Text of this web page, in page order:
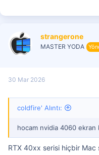
strangerone
MASTER YODA
30 Mar 2026
coldfire' Alıntı:
hocam nvidia 4060 ekran
RTX 40xx serisi hiçbir Mac